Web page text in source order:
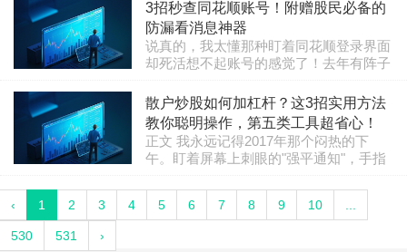
举个例子，2000年互联网泡沫破裂时，很
多企业明明还在赚钱，但投资者心态崩..
这事就跟打开潘多拉魔盒似的，表面光鲜
亮丽，里头可藏着不少坑。这两年在市场
里摸爬滚打，才懂当初开户经理笑着说
的"投资有风险"五个字，分量有多沉。今
些看不见的风险——特别是那些券商营业
部绝对不会主动提醒你的暗雷。第一大雷
区..
3招秒查同花顺账号！附赠股民必备的
防漏看消息神器
说真的，我太懂那种盯着同花顺登录界面
却死活想不起账号的感觉了！去年有阵子
结果一觉醒来，对着电脑死活输不对账号
密码，急得汗都出来了——8成用同花顺
的老股民至少经历过一次吧？这种数字时
代的"断片"简直比忘带家门钥匙还闹心。
其实找回账号根本不用慌，我摸索出了三
一种就像翻箱倒柜找身份证：打开同花顺
APP，点登录页下方的"忘记账号"，系..
散户炒股如何加杠杆？这3招实用方法
教你聪明操作，第五类工具超省心！
正文 我永远记得2017年那个闷热的下
午。盯着屏幕上刺眼的"强平通知"，手指
蒸发40%。 那时候我才真正明白：杠杆不
是加速器，是放大镜。它放大收益，更放
‹
1 2 3 4 5 6 7 8 9 10
530 531 ›